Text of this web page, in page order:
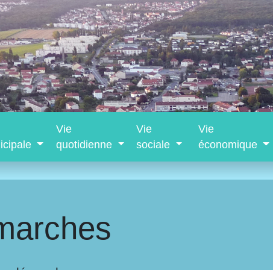
Vie
quotidienne
Vie
sociale
Vie
économique